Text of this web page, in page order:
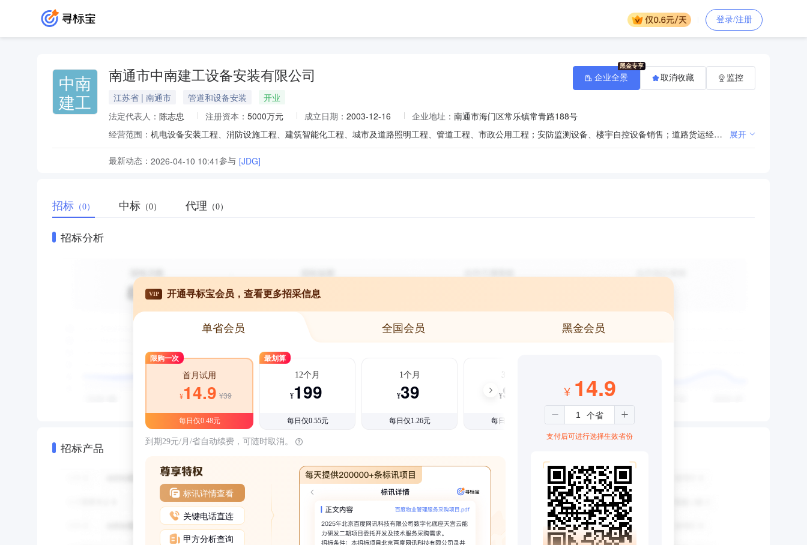
登录/注册
中南
建工
南通市中南建工设备安装有限公司
江苏省 | 南通市 管道和设备安装
开业
法定代表人： 陈志忠 注册资本： 5000万元 成立日期： 2003-12-16 企业地址： 南通市海门区常乐镇常青路188号
经营范围：
机电设备安装工程、消防设施工程、建筑智能化工程、城市及道路照明工程、管道工程、市政公用工程；安防监测设备、楼宇自控设备销售；道路货运经营。；（依法须经批准的项目，经相关部门批准后方可开展经营活动）许可项目：建筑劳务分包；各类工程建设活动（依法须经批准的项目，经相关部门批准后方可开展经营活动，具体经营项目以审批结果为准）一般项目：建筑材料销售；安全技术防范系统设计施工服务（除依法须经批准的项目外，凭营业执照依法自主开展经营活动） 展开
最新动态： 2026-04-10 10:41参与 [JDG]
企业全景 取消收藏 监控
招标 （0） 中标 （0） 代理 （0）
招标分析
招标产品
VIP 开通寻标宝会员，查看更多招采信息
单省会员 全国会员 黑金会员
限购一次
首月试用
¥14.9 ¥39
每日仅0.48元
最划算
12个月
¥199
每日仅0.55元
1个月
¥39
每日仅1.26元
3个月
¥99
每日仅1.08元
到期29元/月/省自动续费，可随时取消。
标讯详情查看
关键电话直连
甲方分析查询
¥ 14.9
支付后可进行选择生效省份